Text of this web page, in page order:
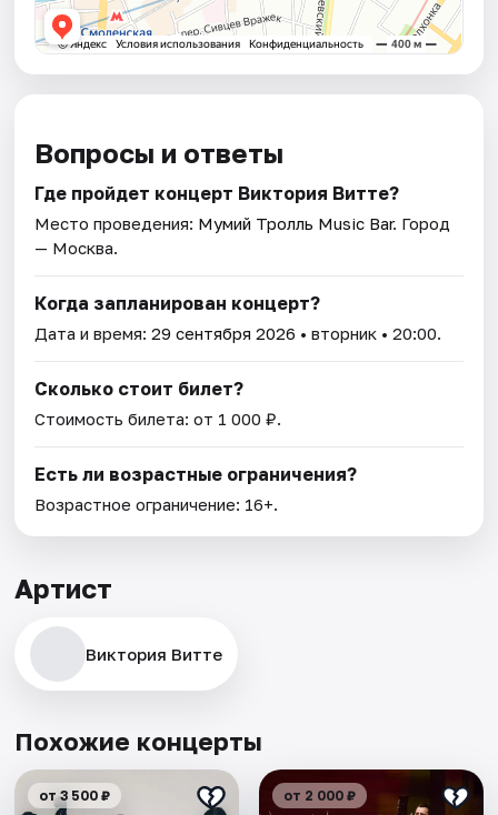
Вопросы и ответы
Где пройдет концерт Виктория Витте?
Место проведения: Мумий Тролль Music Bar. Город
— Москва.
Когда запланирован концерт?
Дата и время:29 сентября 2026 • вторник • 20:00.
Сколько стоит билет?
Стоимость билета: от 1 000 ₽.
Есть ли возрастные ограничения?
Возрастное ограничение: 16+.
Артист
Виктория Витте
Похожие концерты
от 3 500 ₽ от 2 000 ₽